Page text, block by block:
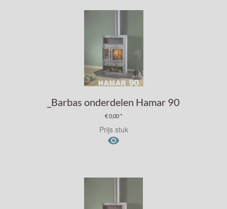
_Barbas onderdelen Hamar 90
€ 0,00 *
Prijs stuk
